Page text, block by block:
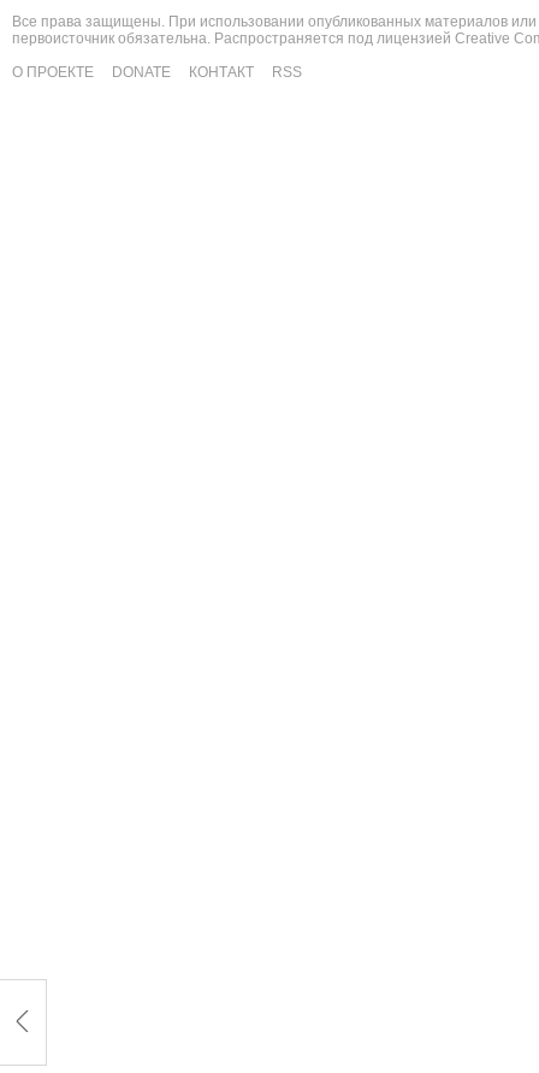
Все права защищены. При использовании опубликованных материалов
первоисточник обязательна. Распространяется под лицензией Creative
О ПРОЕКТЕ
DONATE КОНТАКТ RSS